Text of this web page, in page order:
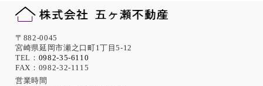
〒882-0045
宮崎県延岡市瀬之口町1丁目5-12
TEL： 0982-35-6110
FAX：0982-32-1115
営業時間